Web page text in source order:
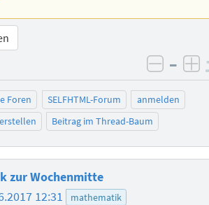
–
Foren SELFHTML-Forum
anmelden
Beitrag im Thread-Baum
zur Wochenmitte
12:31 mathematik